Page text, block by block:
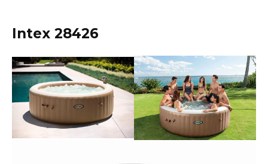
Intex 28426